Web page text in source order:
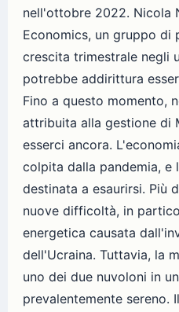
nell'ottobre 2022. Nicola
Economics, un gruppo di
crescita trimestrale negli
potrebbe addirittura
Fino a questo momento,
attribuita alla gestione di
esserci ancora.
colpita dalla pandemia, e
destinata a esaurirsi. Più
nuove difficoltà, in
energetica causata
dell'Ucraina. Tuttavia, la
uno dei due nuvoloni in
prevalentemente sereno.